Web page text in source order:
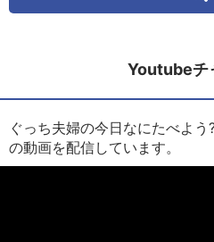
Youtubeチ
ぐっち夫婦の今日なにたべよ
の動画を配信しています。